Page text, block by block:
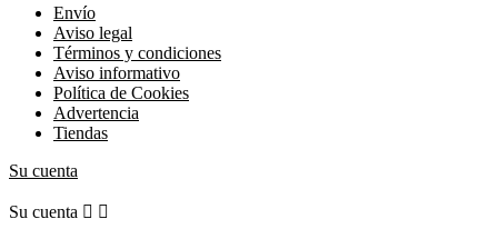
Envío
Aviso legal
Términos y condiciones
Aviso informativo
Política de Cookies
Advertencia
Tiendas
Su cuenta
Su cuenta  